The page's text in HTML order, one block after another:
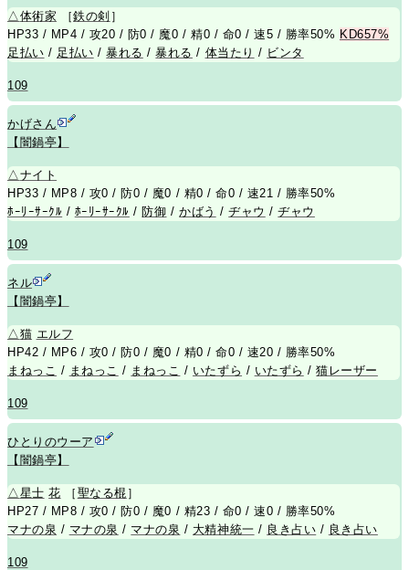
△体術家 ［鉄の剣 ］
HP33 / MP4 / 攻20 / 防0 / 魔0 / 精0 / 命0 / 速5 / 勝率50% KD657%
足払い / 足払い /暴れる /暴れる / 体当たり / ビンタ
109
かげさん
【闇鍋亭】
△ ナイト
HP33 / MP8 / 攻0 / 防0 / 魔0 / 精0 / 命0 / 速21 / 勝率50%
ﾎｰﾘｰｻｰｸﾙ / ﾎｰﾘｰｻｰｸﾙ / 防御 /かばう /ヂャウ /ヂャウ
109
ネル
【闇鍋亭】
△ 猫 エルフ
HP42 / MP6 / 攻0 / 防0 / 魔0 / 精0 / 命0 / 速20 / 勝率50%
まねっこ / まねっこ / まねっこ / いたずら / いたずら /猫レーザー
109
ひとりのウーア
【闇鍋亭】
△ 星士 花 ［ 聖なる棍 ］
HP27 / MP8 / 攻0 / 防0 / 魔0 / 精23 / 命0 / 速0 / 勝率50%
マナの泉 / マナの泉 / マナの泉 / 大精神統一 / 良き占い / 良き占い
109